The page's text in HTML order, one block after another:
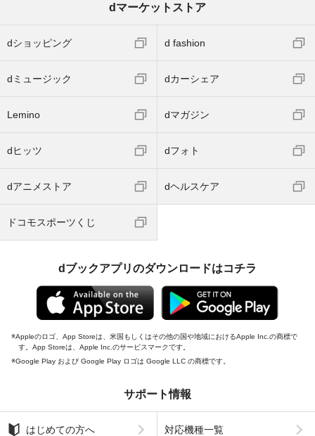
dマーケットストア
dショッピング d fashion
dミュージック dカーシェア
Lemino dマガジン
dヒッツ dフォト
dアニメストア dヘルスケア
ドコモスポーツくじ
dブックアプリのダウンロードはコチラ
Appleのロゴ、App Storeは、米国もしくはその他の国や地域におけるApple Inc.の商標で
す。App Storeは、Apple Inc.のサービスマークです。
Google Play および Google Play ロゴは Google LLC の商標です。
サポート情報
はじめての方へ 対応機種一覧